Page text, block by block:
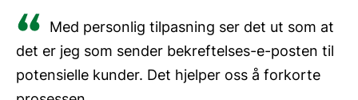
Med personlig tilpasning ser det ut som at
det er jeg som sender bekreftelses-e-posten til
potensielle kunder. Det hjelper oss å forkorte